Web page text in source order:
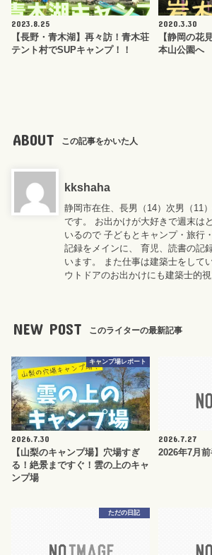
2023.8.25
【長野・青木湖】再々訪！青木荘
テント村でSUPキャンプ！！
2020.3.30
【静岡の花
本山公園へ
ABOUT この記事をかいた人
kkshaha
静岡市在住、長男（14）次男（11
です。 お出かけが大好きで週末は
いるので 子どもとキャンプ・旅行
記録をメインに、 育児、読書の記
います。 また仕事は建築士をして
ウトドアのお出かけにも建築士的
NEW POST このライターの最新記事
キャンプ場レポート
2026.7.30
【山梨のキャンプ場】穴場すぎ
る！絶景まですぐ！雲の上のキャ
ンプ場
2026.7.27
2026年7月
ただの日記